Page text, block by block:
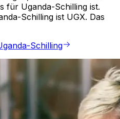
für Uganda-Schilling ist.
Schilling ist UGX. Das
Schilling